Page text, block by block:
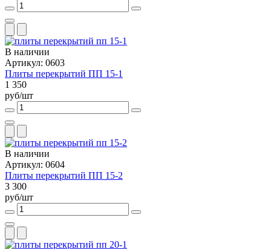
В наличии
Артикул: 0603
Плиты перекрытий ПП 15-1
1 350
руб/шт
В наличии
Артикул: 0604
Плиты перекрытий ПП 15-2
3 300
руб/шт